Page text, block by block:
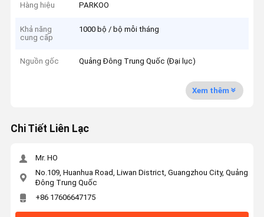
Hàng hiệu PARKOO
Khả năng
cung cấp
1000 bộ / bộ mỗi tháng
Nguồn gốc Quảng Đông Trung Quốc (Đại lục)
Xem thêm
Chi Tiết Liên Lạc
Mr. HO
No.109, Huanhua Road, Liwan District, Guangzhou City, Quảng
Đông Trung Quốc
+86 17606647175